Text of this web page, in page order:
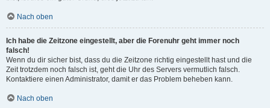
Nach oben
Ich habe die Zeitzone eingestellt, aber die Forenuhr geht immer noch
falsch!
Wenn du dir sicher bist, dass du die Zeitzone richtig eingestellt hast und die
Zeit trotzdem noch falsch ist, geht die Uhr des Servers vermutlich falsch.
Kontaktiere einen Administrator, damit er das Problem beheben kann.
Nach oben